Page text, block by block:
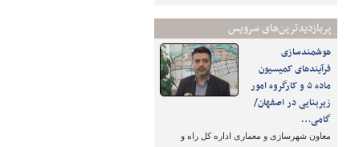
پربازدیدترین‌های سرویس
هوشمندسازی
فرآیندهای کمیسیون
ماده ۵ و کارگروه امور
زیربنایی در اصفهان/
گامی…
معاون شهرسازی و معماری اداره کل راه و